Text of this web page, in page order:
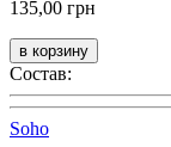
135,00 грн
Состав:
Soho